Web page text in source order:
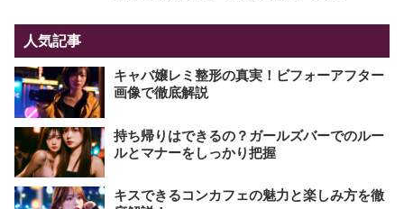
人気記事
キャバ嬢レミ整形の真実！ビフォーアフター
画像で徹底解説
持ち帰りはできるの？ガールズバーでのルー
ルとマナーをしっかり把握
キスできるコンカフェの魅力と楽しみ方を徹